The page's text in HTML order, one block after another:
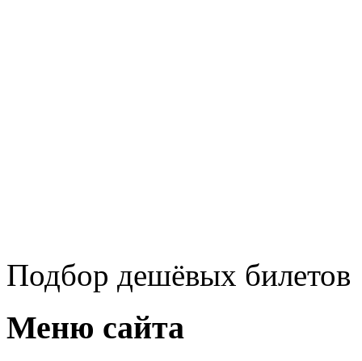
Подбор дешёвых билетов
Меню сайта